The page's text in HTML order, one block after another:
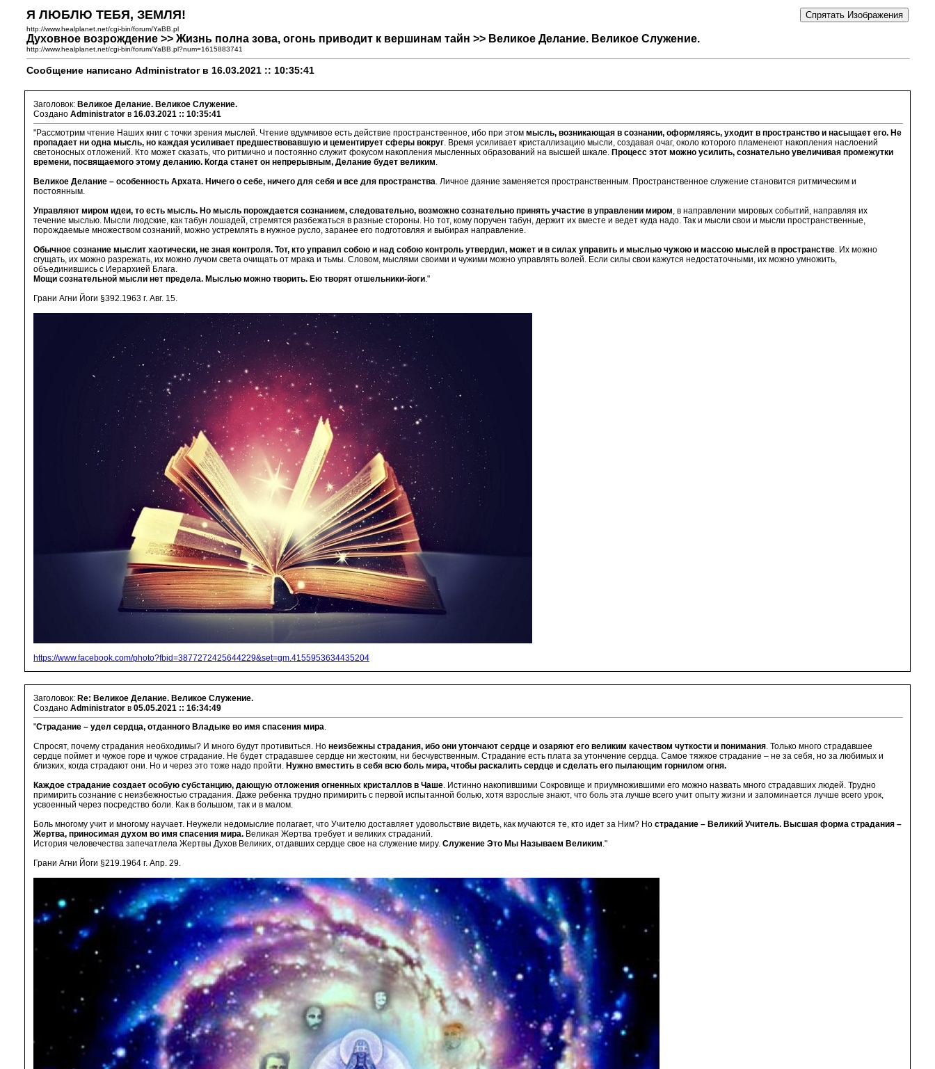
Я ЛЮБЛЮ ТЕБЯ, ЗЕМЛЯ!
http://www.healplanet.net/cgi-bin/forum/YaBB.pl
Духовное возрождение >> Жизнь полна зова, огонь приводит к вершинам тайн >> Великое Делание. Великое Служение.
http://www.healplanet.net/cgi-bin/forum/YaBB.pl?num=1615883741
Сообщение написано Administrator в 16.03.2021 :: 10:35:41
Заголовок: Великое Делание. Великое Служение.
Создано Administrator в 16.03.2021 :: 10:35:41
"Рассмотрим чтение Наших книг с точки зрения мыслей. Чтение вдумчивое есть действие пространственное, ибо при этом мысль, возникающая в сознании, оформляясь, уходит в пространство и насыщает его. Не
пропадает ни одна мысль, но каждая усиливает предшествовавшую и цементирует сферы вокруг. Время усиливает кристаллизацию мысли, создавая очаг, около которого пламенеют накопления наслоений
светоносных отложений. Кто может сказать, что ритмично и постоянно служит фокусом накопления мысленных образований на высшей шкале. Процесс этот можно усилить, сознательно увеличивая промежутки
времени, посвящаемого этому деланию. Когда станет он непрерывным, Делание будет великим.
Великое Делание – особенность Архата. Ничего о себе, ничего для себя и все для пространства. Личное даяние заменяется пространственным. Пространственное служение становится ритмическим и
постоянным.
Управляют миром идеи, то есть мысль. Но мысль порождается сознанием, следовательно, возможно сознательно принять участие в управлении миром, в направлении мировых событий, направляя их
течение мыслью. Мысли людские, как табун лошадей, стремятся разбежаться в разные стороны. Но тот, кому поручен табун, держит их вместе и ведет куда надо. Так и мысли свои и мысли пространственные,
порождаемые множеством сознаний, можно устремлять в нужное русло, заранее его подготовляя и выбирая направление.
Обычное сознание мыслит хаотически, не зная контроля. Тот, кто управил собою и над собою контроль утвердил, может и в силах управить и мыслью чужою и массою мыслей в пространстве. Их можно
сгущать, их можно разрежать, их можно лучом света очищать от мрака и тьмы. Словом, мыслями своими и чужими можно управлять волей. Если силы свои кажутся недостаточными, их можно умножить,
объединившись с Иерархией Блага.
Мощи сознательной мысли нет предела. Мыслью можно творить. Ею творят отшельники-йоги."
Грани Агни Йоги §392.1963 г. Авг. 15.
https://www.facebook.com/photo?fbid=3877272425644229&set=gm.4155953634435204
Заголовок: Re: Великое Делание. Великое Служение.
Создано Administrator в 05.05.2021 :: 16:34:49
"Страдание – удел сердца, отданного Владыке во имя спасения мира.
Спросят, почему страдания необходимы? И много будут противиться. Но неизбежны страдания, ибо они утончают сердце и озаряют его великим качеством чуткости и понимания. Только много страдавшее
сердце поймет и чужое горе и чужое страдание. Не будет страдавшее сердце ни жестоким, ни бесчувственным. Страдание есть плата за утончение сердца. Самое тяжкое страдание – не за себя, но за любимых и
близких, когда страдают они. Но и через это тоже надо пройти. Нужно вместить в себя всю боль мира, чтобы раскалить сердце и сделать его пылающим горнилом огня.
Каждое страдание создает особую субстанцию, дающую отложения огненных кристаллов в Чаше. Истинно накопившими Сокровище и приумножившими его можно назвать много страдавших людей. Трудно
примирить сознание с неизбежностью страдания. Даже ребенка трудно примирить с первой испытанной болью, хотя взрослые знают, что боль эта лучше всего учит опыту жизни и запоминается лучше всего урок,
усвоенный через посредство боли. Как в большом, так и в малом.
Боль многому учит и многому научает. Неужели недомыслие полагает, что Учителю доставляет удовольствие видеть, как мучаются те, кто идет за Ним? Но страдание – Великий Учитель. Высшая форма страдания –
Жертва, приносимая духом во имя спасения мира. Великая Жертва требует и великих страданий.
История человечества запечатлела Жертвы Духов Великих, отдавших сердце свое на служение миру. Служение Это Мы Называем Великим."
Грани Агни Йоги §219.1964 г. Апр. 29.